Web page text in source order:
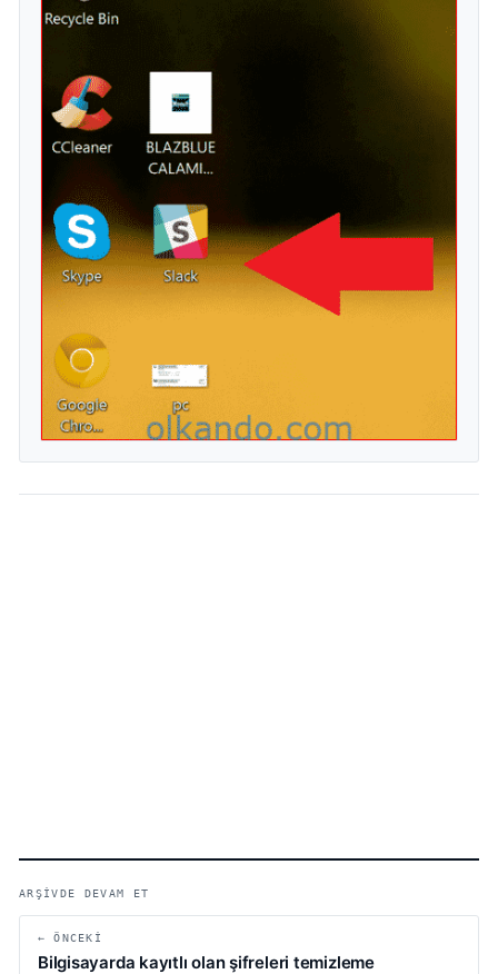
ARŞIVDE DEVAM ET
← ÖNCEKI
Bilgisayarda kayıtlı olan şifreleri temizleme